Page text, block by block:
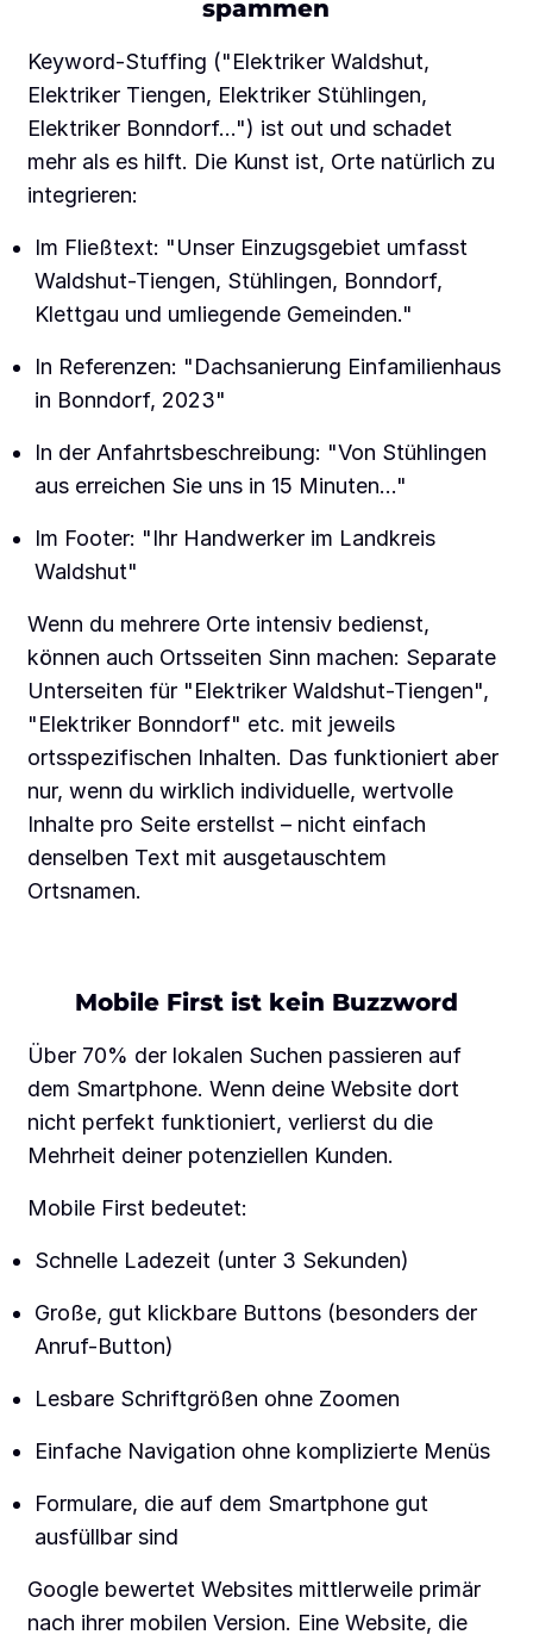
spammen
Keyword-Stuffing ("Elektriker Waldshut,
Elektriker Tiengen, Elektriker Stühlingen,
Elektriker Bonndorf...") ist out und schadet
mehr als es hilft. Die Kunst ist, Orte natürlich zu
integrieren:
Im Fließtext: "Unser Einzugsgebiet umfasst
Waldshut-Tiengen, Stühlingen, Bonndorf,
Klettgau und umliegende Gemeinden."
In Referenzen: "Dachsanierung Einfamilienhaus
in Bonndorf, 2023"
In der Anfahrtsbeschreibung: "Von Stühlingen
aus erreichen Sie uns in 15 Minuten..."
Im Footer: "Ihr Handwerker im Landkreis
Waldshut"
Wenn du mehrere Orte intensiv bedienst,
können auch Ortsseiten Sinn machen: Separate
Unterseiten für "Elektriker Waldshut-Tiengen",
"Elektriker Bonndorf" etc. mit jeweils
ortsspezifischen Inhalten. Das funktioniert aber
nur, wenn du wirklich individuelle, wertvolle
Inhalte pro Seite erstellst – nicht einfach
denselben Text mit ausgetauschtem
Ortsnamen.
Mobile First ist kein Buzzword
Über 70% der lokalen Suchen passieren auf
dem Smartphone. Wenn deine Website dort
nicht perfekt funktioniert, verlierst du die
Mehrheit deiner potenziellen Kunden.
Mobile First bedeutet:
Schnelle Ladezeit (unter 3 Sekunden)
Große, gut klickbare Buttons (besonders der
Anruf-Button)
Lesbare Schriftgrößen ohne Zoomen
Einfache Navigation ohne komplizierte Menüs
Formulare, die auf dem Smartphone gut
ausfüllbar sind
Google bewertet Websites mittlerweile primär
nach ihrer mobilen Version. Eine Website, die